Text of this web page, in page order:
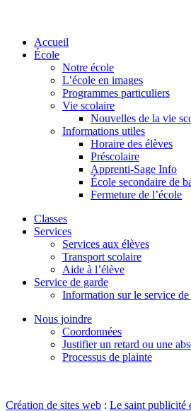
Accueil
École
Notre école
L’école en images
Programmes particuliers
Vie scolaire
Nouvelles de la vie
Informations utiles
Horaire des élèves
Préscolaire
Apprenti-Sage Info
École secondaire de
Fermeture de l’école
Classes
Services
Services aux élèves
Transport scolaire
Aide à l’élève
Service de garde
Information sur le service de
Nous joindre
Coordonnées
Justifier un retard ou une
Processus de plainte
Création de sites web : Le saint publicité